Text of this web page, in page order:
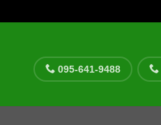
095-641-9488